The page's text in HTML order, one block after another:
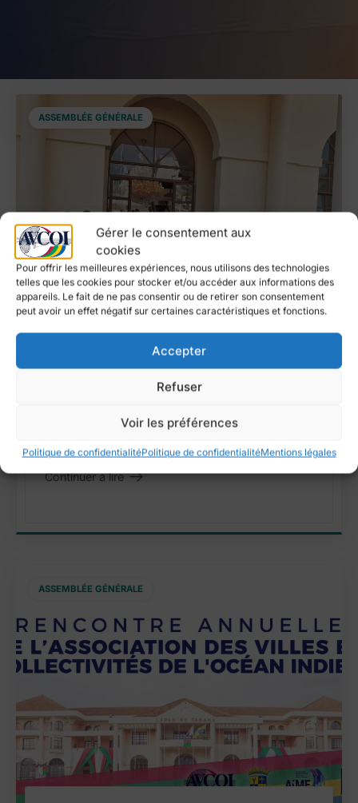
Gérer le consentement aux
cookies
Pour offrir les meilleures expériences, nous utilisons des technologies
telles que les cookies pour stocker et/ou accéder aux informations des
appareils. Le fait de ne pas consentir ou de retirer son consentement
peut avoir un effet négatif sur certaines caractéristiques et fonctions.
Accepter
Refuser
Voir les préférences
Politique de confidentialitéPolitique de confidentialitéMentions légales
ASSEMBLÉE GÉNÉRALE
25 juillet 2026
RENCONTRE ANNUELLE 2026
engagée, une coopération renforcée : retour
Continuer à lire
"Rencontre annuelle 2026"
ASSEMBLÉE GÉNÉRALE